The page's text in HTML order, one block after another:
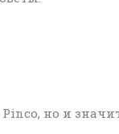
но и